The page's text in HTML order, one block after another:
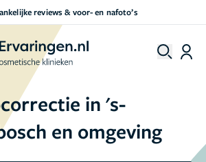
Direct een afspraak maken
in 's-
en omgeving